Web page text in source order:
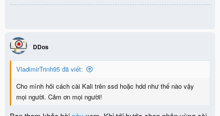
DDos
VladimirTrinh95 đã viết:
Cho mình hỏi cách cài Kali trên ssd hoặc hdd như thế nào vậy
mọi người. Cảm ơn mọi người!